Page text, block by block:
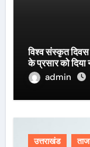
विश्व संस्कृत
के प्रसार को
admin
उत्तराखंड